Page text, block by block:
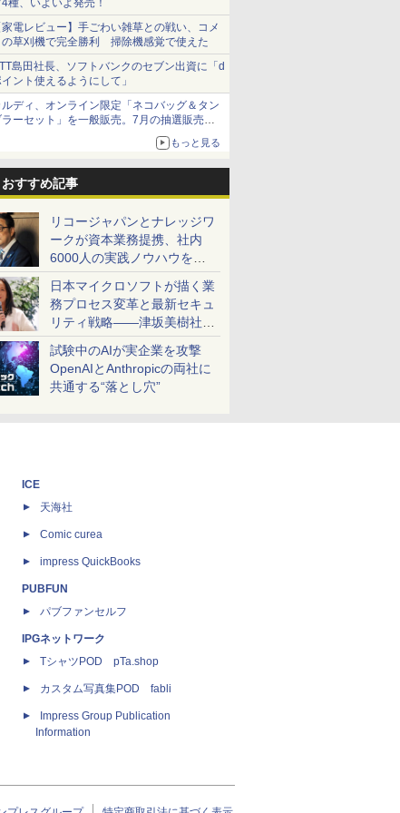
4種、いよいよ発売！
家電レビュー】手ごわい雑草との戦い、コメ
の草刈機で完全勝利 掃除機感覚で使えた
島田社長、ソフトバンクのセブン出資に「d
ント使えるようにして」
ルディ、オンライン限定「ネコバッグ＆タン
ラーセット」を一般販売。7月の抽選販売の
もっと見る
おすすめ記事
リコージャパンとナレッジワ
ークが資本業務提携、社内
6000人の実践ノウハウを生
かした「AI商談記録 for
RICOH」を展開へ
日本マイクロソフトが描く業
務プロセス変革と最新セキュ
リティ戦略――津坂美樹社長
が2027年度戦略を説明
試験中のAIが実企業を攻撃
OpenAIとAnthropicの両社に
共通する“落とし穴”
ICE
天海社
Comic curea
impress QuickBooks
PUBFUN
パブファンセルフ
IPGネットワーク
TシャツPOD pTa.shop
カスタム写真集POD fabli
Impress Group Publication
Information